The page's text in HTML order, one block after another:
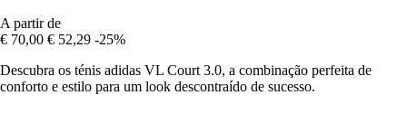
A partir de
€ 70,00 € 52,29 -25%
Descubra os ténis adidas VL Court 3.0, a combinação perfeita de
conforto e estilo para um look descontraído de sucesso.